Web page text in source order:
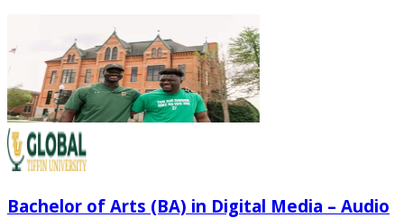
Bachelor of Arts (BA) in Digital Media – Audio